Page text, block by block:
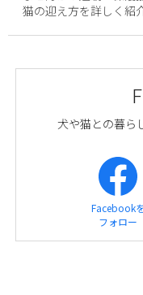
猫の迎え方を詳しく紹
犬や猫との暮ら
Facebook
フォロー